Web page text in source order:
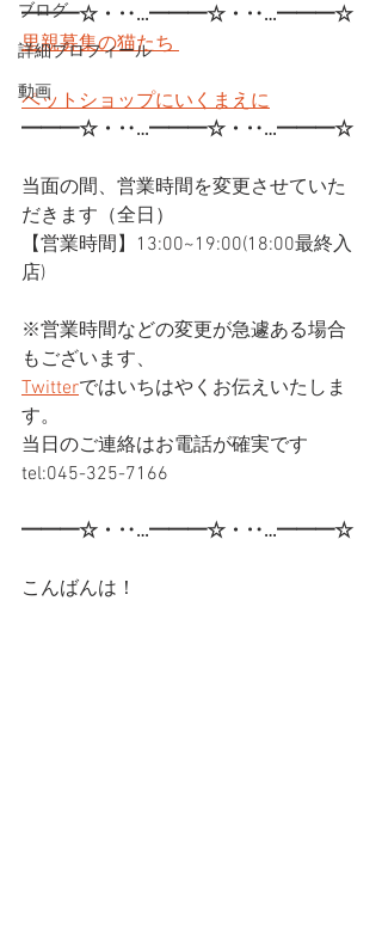
ブログ
詳細プロフィール
動画
━━━☆・‥…━━━☆・‥…━━━☆
里親募集の猫たち
ペットショップにいくまえに
━━━☆・‥…━━━☆・‥…━━━☆
当面の間、営業時間を変更させていた
だきます（全日）
【営業時間】13:00~19:00(18:00最終入
店)
※営業時間などの変更が急遽ある場合
もございます、
Twitterではいちはやくお伝えいたしま
す。
当日のご連絡はお電話が確実です
tel:045-325-7166
━━━☆・‥…━━━☆・‥…━━━☆
こんばんは！